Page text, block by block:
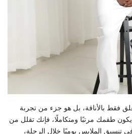
فقط بالأناقة، بل هو جزء من تجربة
يكون طقمك مرتبًا ومتكاملًا، فإنك تقلل من
تنسيق الملابس يوميًا خلال الرحلة،